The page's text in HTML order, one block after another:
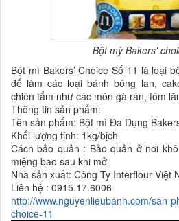
Bột mỳ Bakers'
Bột mì Bakers’ Choice Số 11 là loại
để làm các loại bánh bông lan,
chiên tẩm như các món gà rán, tôm
Thông tin sản phẩm:
Tên sản phẩm: Bột mì Đa Dụng
Khối lượng tịnh: 1kg/bịch
Cách bảo quản : Bảo quản ở nơi
miệng bao sau khi mở
Nhà sản xuất: Công Ty Interflour Việt
Liên hệ : 0915.17.6006
http://www.nguyenlieubanh.com/san-
choice-11